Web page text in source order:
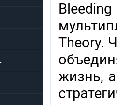
Theory.
жизнь,